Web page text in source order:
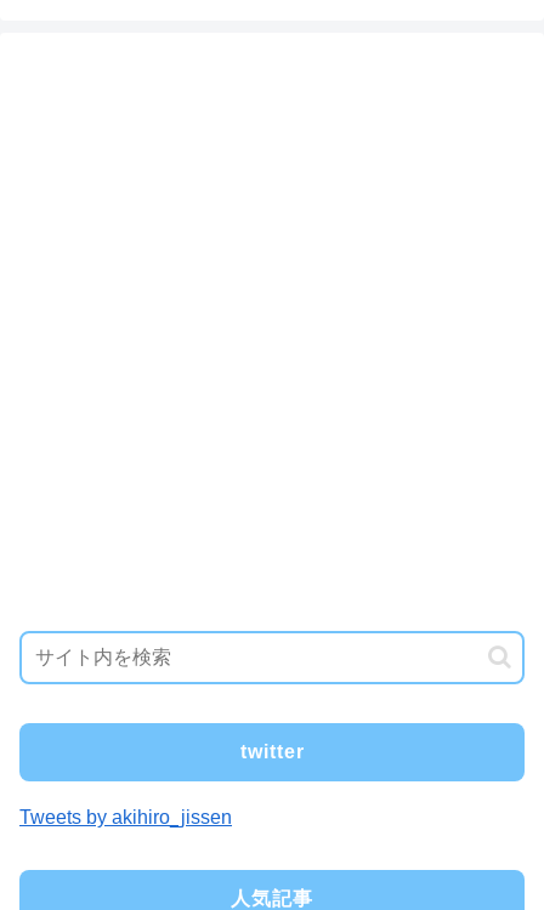
twitter
Tweets by akihiro_jissen
人気記事